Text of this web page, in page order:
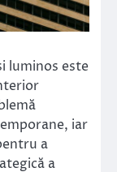
luminos este
iar
a
a